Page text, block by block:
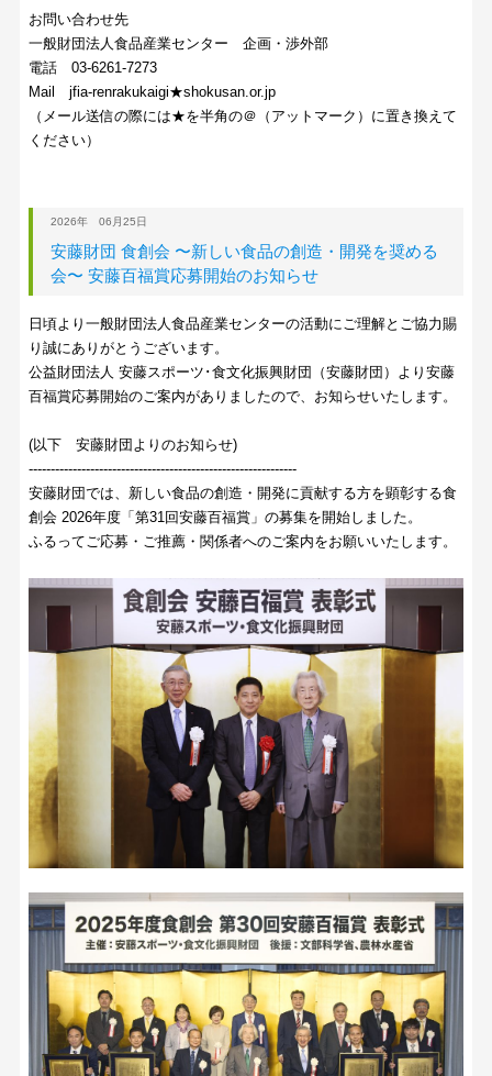
お問い合わせ先
一般財団法人食品産業センター 企画・渉外部
電話 03-6261-7273
Mail jfia-renrakukaigi★shokusan.or.jp
（メール送信の際には★を半角の＠（アットマーク）に置き換えて
ください）
2026年 06月25日
安藤財団 食創会 〜新しい食品の創造・開発を奨める
会〜 安藤百福賞応募開始のお知らせ
日頃より一般財団法人食品産業センターの活動にご理解とご協力賜
り誠にありがとうございます。
公益財団法人 安藤スポーツ･食文化振興財団（安藤財団）より安藤
百福賞応募開始のご案内がありましたので、お知らせいたします。
(以下 安藤財団よりのお知らせ)
-------------------------------------------------------------
安藤財団では、新しい食品の創造・開発に貢献する方を顕彰する食
創会 2026年度「第31回安藤百福賞」の募集を開始しました。
ふるってご応募・ご推薦・関係者へのご案内をお願いいたします。